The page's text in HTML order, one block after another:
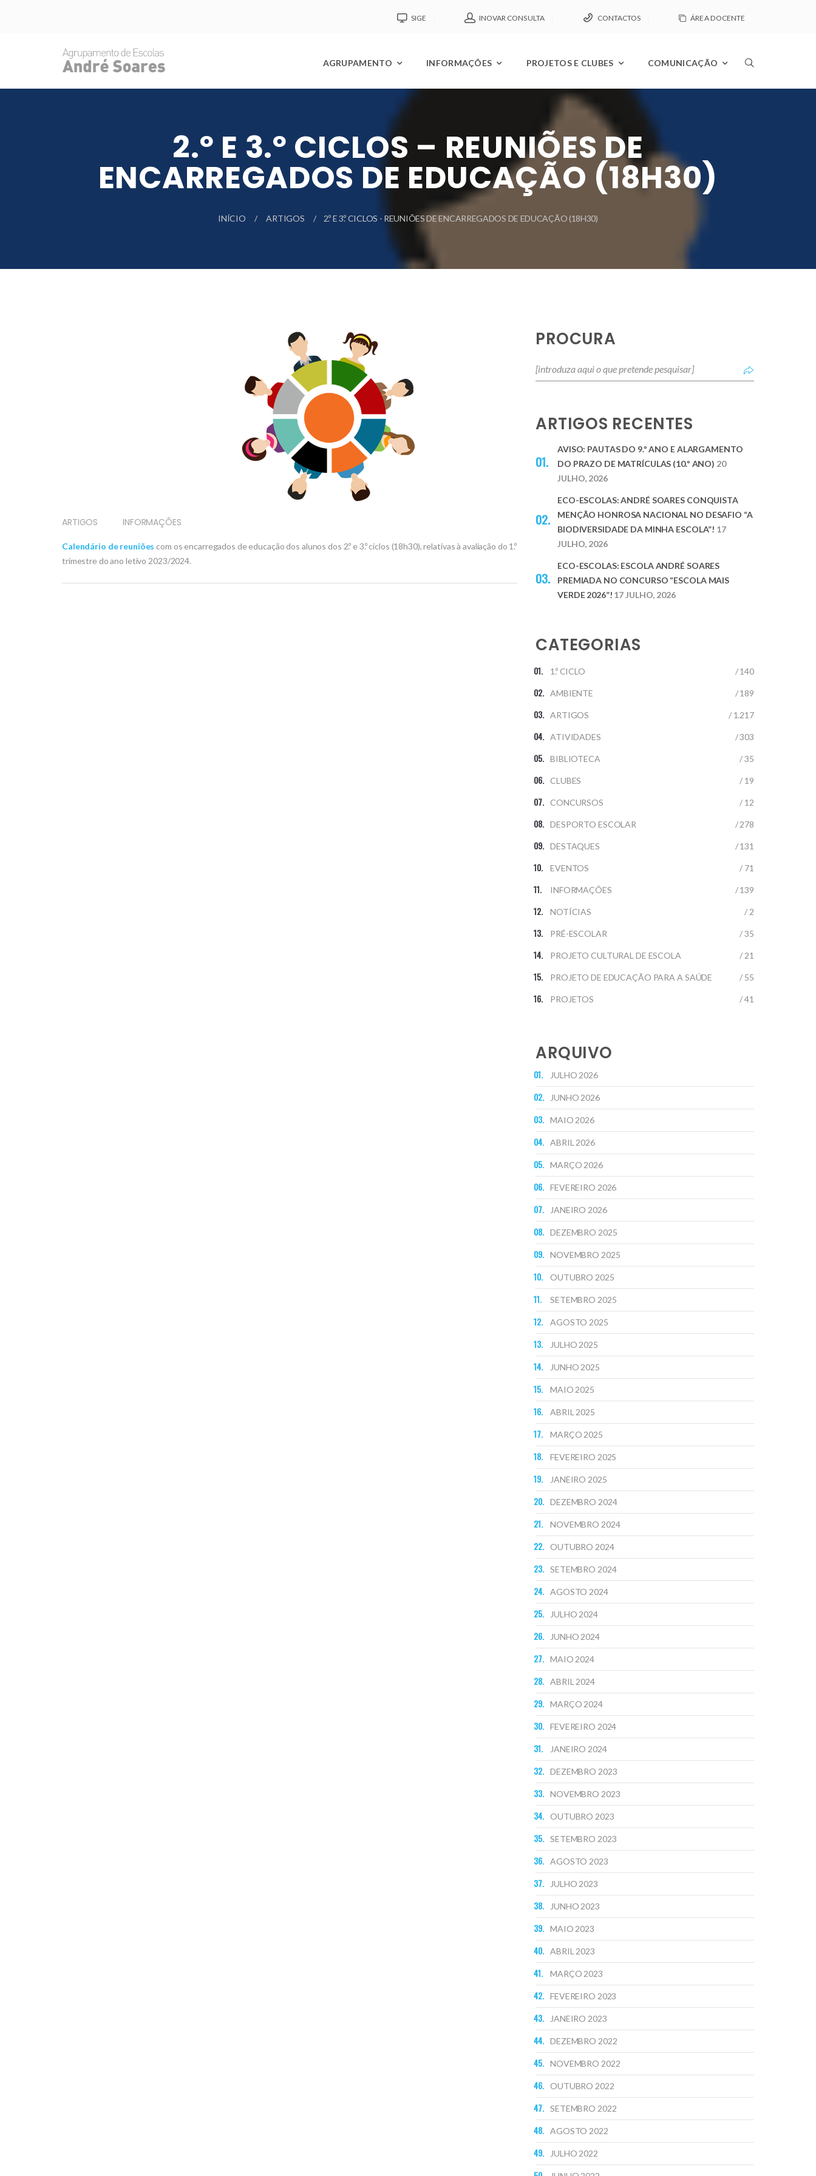
SIGE INOVAR CONSULTA CONTACTOS ÁREA DOCENTE
AGRUPAMENTO INFORMAÇÕES PROJETOS E CLUBES COMUNICAÇÃO
2.º E 3.º CICLOS – REUNIÕES DE
ENCARREGADOS DE EDUCAÇÃO (18H30)
INÍCIO ARTIGOS 2.º E 3.º CICLOS - REUNIÕES DE ENCARREGADOS DE EDUCAÇÃO (18H30)
ARTIGOS INFORMAÇÕES
Calendário de reuniões com os encarregados de educação dos alunos dos 2.º e 3.º ciclos (18h30), relativas à avaliação do 1.º
trimestre do ano letivo 2023/2024.
PROCURA
ARTIGOS RECENTES
AVISO: PAUTAS DO 9.º ANO E ALARGAMENTO
DO PRAZO DE MATRÍCULAS (10.º ANO) 20
JULHO, 2026
ECO-ESCOLAS: ANDRÉ SOARES CONQUISTA
MENÇÃO HONROSA NACIONAL NO DESAFIO “A
BIODIVERSIDADE DA MINHA ESCOLA”! 17
JULHO, 2026
ECO-ESCOLAS: ESCOLA ANDRÉ SOARES
PREMIADA NO CONCURSO “ESCOLA MAIS
VERDE 2026”! 17 JULHO, 2026
CATEGORIAS
1.º CICLO / 140
AMBIENTE / 189
ARTIGOS / 1.217
ATIVIDADES / 303
BIBLIOTECA / 35
CLUBES / 19
CONCURSOS / 12
DESPORTO ESCOLAR / 278
DESTAQUES / 131
EVENTOS / 71
INFORMAÇÕES / 139
NOTÍCIAS / 2
PRÉ-ESCOLAR / 35
PROJETO CULTURAL DE ESCOLA / 21
PROJETO DE EDUCAÇÃO PARA A SAÚDE / 55
PROJETOS / 41
ARQUIVO
JULHO 2026
JUNHO 2026
MAIO 2026
ABRIL 2026
MARÇO 2026
FEVEREIRO 2026
JANEIRO 2026
DEZEMBRO 2025
NOVEMBRO 2025
OUTUBRO 2025
SETEMBRO 2025
AGOSTO 2025
JULHO 2025
JUNHO 2025
MAIO 2025
ABRIL 2025
MARÇO 2025
FEVEREIRO 2025
JANEIRO 2025
DEZEMBRO 2024
NOVEMBRO 2024
OUTUBRO 2024
SETEMBRO 2024
AGOSTO 2024
JULHO 2024
JUNHO 2024
MAIO 2024
ABRIL 2024
MARÇO 2024
FEVEREIRO 2024
JANEIRO 2024
DEZEMBRO 2023
NOVEMBRO 2023
OUTUBRO 2023
SETEMBRO 2023
AGOSTO 2023
JULHO 2023
JUNHO 2023
MAIO 2023
ABRIL 2023
MARÇO 2023
FEVEREIRO 2023
JANEIRO 2023
DEZEMBRO 2022
NOVEMBRO 2022
OUTUBRO 2022
SETEMBRO 2022
AGOSTO 2022
JULHO 2022